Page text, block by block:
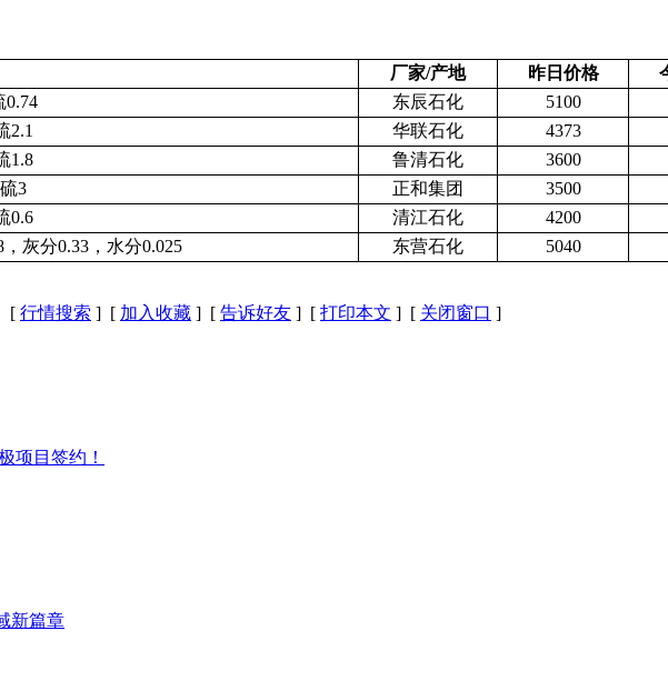
厂家/产地 昨日价格
0.74 东辰石化 5100
2.1 华联石化 4373
1.8 鲁清石化 3600
3 正和集团 3500
0.6 清江石化 4200
灰分0.33，水分0.025 东营石化 5040
[ 行情搜索 ] [ 加入收藏 ] [ 告诉好友 ] [ 打印本文 ] [ 关闭窗口 ]
项目签约！
新篇章